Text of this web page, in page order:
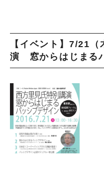
【イベント】7/21
演 窓からはじまる